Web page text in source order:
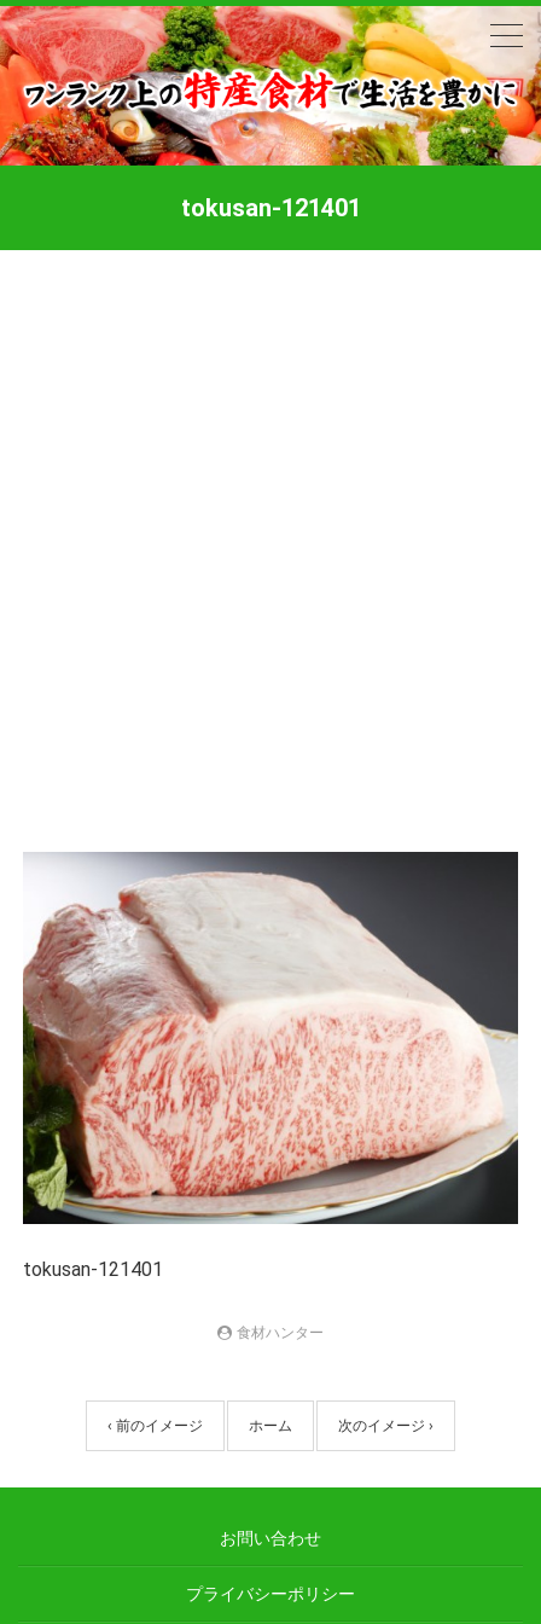
tokusan-121401
tokusan-121401
食材ハンター
‹ 前のイメージ ホーム 次のイメージ ›
お問い合わせ
プライバシーポリシー